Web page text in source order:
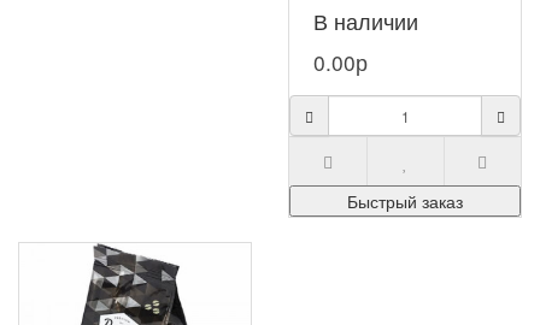
Oro охотно
покупают его в
пачке на 250 г,
т.к. она ..
В наличии
0.00р
Быстрый заказ